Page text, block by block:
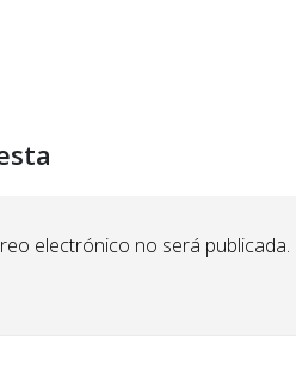
electrónico no será publicada.